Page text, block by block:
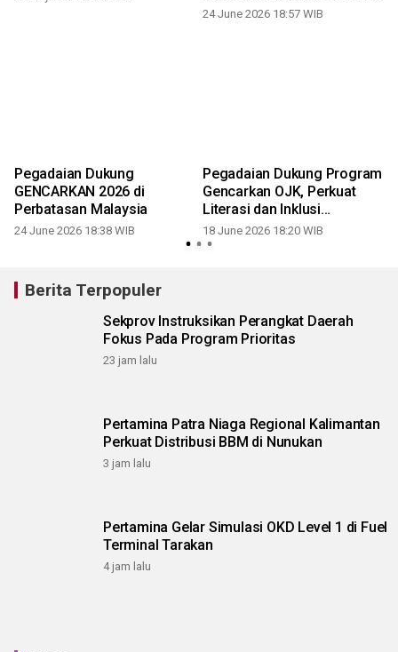
24 June 2026 18:57 WIB
Pegadaian Dukung
GENCARKAN 2026 di
Perbatasan Malaysia
24 June 2026 18:38 WIB
Pegadaian Dukung Program
Gencarkan OJK, Perkuat
Literasi dan Inklusi
Keuangan Masyarakat di
Malinau
18 June 2026 18:20 WIB
Berita Terpopuler
Sekprov Instruksikan Perangkat Daerah
Fokus Pada Program Prioritas
23 jam lalu
Pertamina Patra Niaga Regional Kalimantan
Perkuat Distribusi BBM di Nunukan
3 jam lalu
Pertamina Gelar Simulasi OKD Level 1 di Fuel
Terminal Tarakan
4 jam lalu